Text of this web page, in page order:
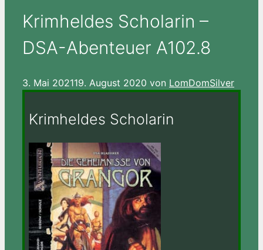
Krimheldes Scholarin –
DSA-Abenteuer A102.8
3. Mai 202119. August 2020 von LomDomSilver
Krimheldes Scholarin